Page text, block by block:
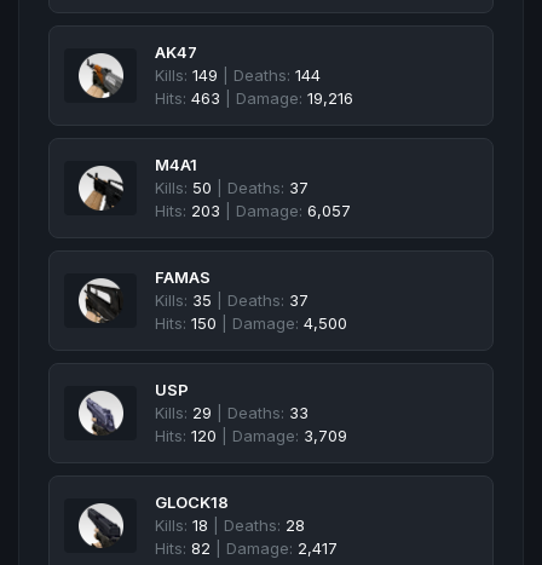
AK47
Kills: 149 | Deaths: 144
Hits: 463 | Damage: 19,216
M4A1
Kills: 50 | Deaths: 37
Hits: 203 | Damage: 6,057
FAMAS
Kills: 35 | Deaths: 37
Hits: 150 | Damage: 4,500
USP
Kills: 29 | Deaths: 33
Hits: 120 | Damage: 3,709
GLOCK18
Kills: 18 | Deaths: 28
Hits: 82 | Damage: 2,417